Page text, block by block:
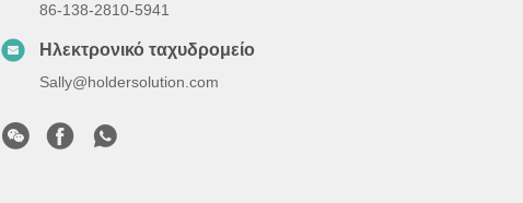
86-138-2810-5941
Ηλεκτρονικό ταχυδρομείο
Sally@holdersolution.com